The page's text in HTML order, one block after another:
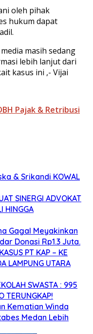
oleh pihak
hukum dapat
masih sedang
lebih lanjut dari
kasus ini ,- Vijai
Pajak & Retribusi
& Srikandi KOWAL
SINERGI ADVOKAT
HINGGA
Gagal Meyakinkan
Donasi Rp1.3 Juta.
PT KAP – KE
LAMPUNG UTARA
SWASTA : 995
TERUNGKAP!
Kematian Winda
Medan Lebih